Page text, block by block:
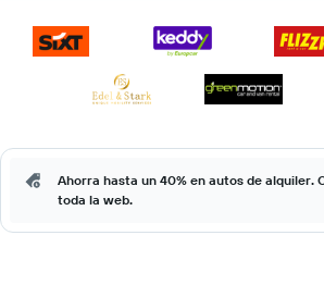
Ahorra hasta un 40% en autos de alquiler.
toda la web.